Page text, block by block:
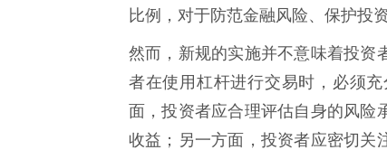
比例，对于防范金融风险、保护投
然而，新规的实施并不意味着投资
者在使用杠杆进行交易时，必须
面，投资者应合理评估自身的风险
收益；另一方面，投资者应密切关